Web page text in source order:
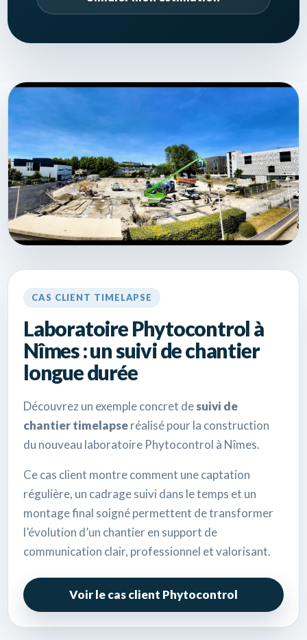
CAS CLIENT TIMELAPSE
Laboratoire Phytocontrol à
Nîmes : un suivi de chantier
longue durée
Découvrez un exemple concret desuivi de
chantier timelapseréalisé pour la construction
du nouveau laboratoire Phytocontrol à Nîmes.
Ce cas client montre comment une captation
régulière, un cadrage suivi dans le temps et un
montage final soigné permettent de transformer
l’évolution d’un chantier en support de
communication clair, professionnel et valorisant.
Voir le cas client Phytocontrol